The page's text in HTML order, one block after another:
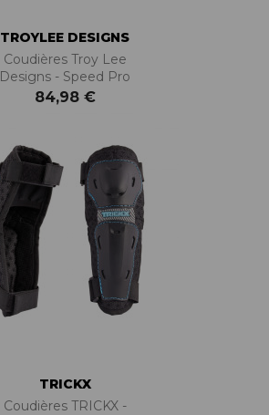
TROYLEE DESIGNS
Coudières Troy Lee
Designs - Speed Pro
84,98 €
TRICKX
Coudières TRICKX -